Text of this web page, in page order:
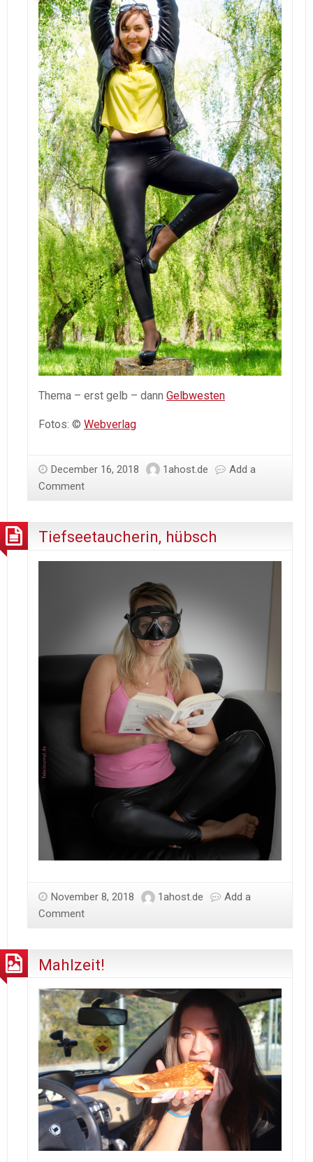
Thema – erst gelb – dann Gelbwesten
Fotos: © Webverlag
December 16, 2018 1ahost.de
Add a
Comment
Tiefseetaucherin, hübsch
November 8, 2018 1ahost.de
Add a
Comment
Mahlzeit!